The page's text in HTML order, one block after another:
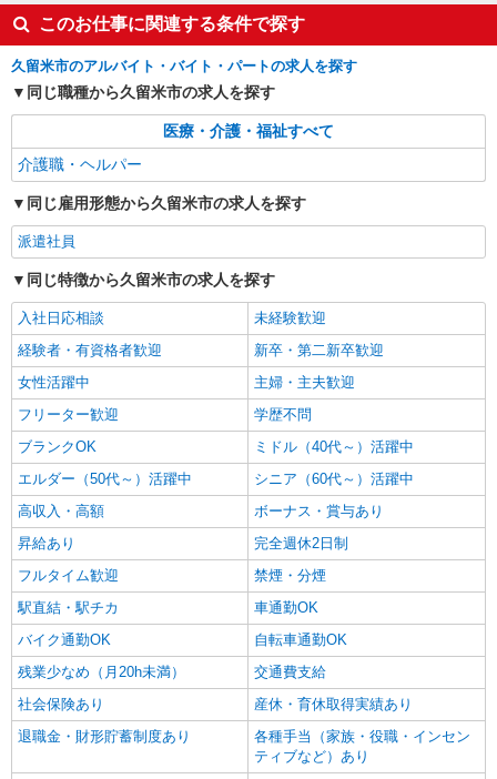
時給1450円〜2062円 ＜日払い有/週払い有/交
通費全支給(ガソリン代含む)＞
最寄り駅：西鉄久留米
派遣社員
株式会社kotrio /●FK-H-2086390
＜久留米市＞小さなデイサービスSTAFF≪週3
勤務≫≪夕方退社≫
時給1450円〜2062円 ＜日払い有/週払い有/交
通費全支給(ガソリン代含む)＞
最寄り駅：西鉄久留米
キープ 詳細を見る
派遣社員
株式会社kotrio /●FK-H-2102287
有料老人ホームの看護師＊健康管理/服薬管理/
通院サポートなど
時給2000円〜2500円＜ガソリン代含め交通費
全額支給/日払い・週払いOK＞
久留米市花畑
キープ 詳細を見る
このお仕事に関連する条件で探す
久留米市のアルバイト・バイト・パートの求人を探す
同じ職種から久留米市の求人を探す
医療・介護・福祉すべて
介護職・ヘルパー
同じ雇用形態から久留米市の求人を探す
派遣社員
同じ特徴から久留米市の求人を探す
入社日応相談
未経験歓迎
経験者・有資格者歓迎
新卒・第二新卒歓迎
女性活躍中
主婦・主夫歓迎
フリーター歓迎
学歴不問
ブランクOK
ミドル（40代～）活躍中
エルダー（50代～）活躍中
シニア（60代～）活躍中
高収入・高額
ボーナス・賞与あり
昇給あり
完全週休2日制
フルタイム歓迎
禁煙・分煙
駅直結・駅チカ
車通勤OK
バイク通勤OK
自転車通勤OK
残業少なめ（月20h未満）
交通費支給
社会保険あり
産休・育休取得実績あり
退職金・財形貯蓄制度あり
各種手当（家族・役職・インセン
ティブなど）あり